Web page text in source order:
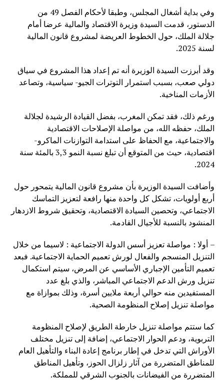
وفي بداية أشغال المجلس، وطبقا لأحكام الفصل 49 من
الدستور، قدمت السيدة وزيرة الاقتصاد والمالية عرضا أمام
جلالة الملك، حول الخطوط العريضة لمشروع قانون المالية
لسنة 2025.
وقد أبرزت السيدة الوزيرة أنه تم إعداد هذا المشروع في سياق
دولي صعب، بسبب استمرار التوترات الجيو- سياسية، وتصاعد
الأزمات المناخية.
ورغم ذلك، فقد تمكن المغرب، بفضل القيادة الرشيدة لجلالة
الملك، حفظه الله، من مواصلة الإصلاحات الاقتصادية
والاجتماعية، مع الحفاظ على استدامة التوازنات الماكرو-
اقتصادية، حيث من المتوقع أن تبلغ نسبة النمو 3,3 بالمئة سنة
2024.
وأضافت السيدة الوزيرة بأن مشروع قانون المالية يتمحور حول
أربع أولويات، تشكل كل واحدة منها رافعة لتعزيز التماسك
الاجتماعي، وتحصين السيادة الاقتصادية، وتحقيق شروط الازدهار
المنشود بالنسبة للأجيال القادمة.
– أولا : مواصلة تعزيز أسس الدولة الاجتماعية : لاسيما من خلال
التنزيل المنسجم والفعال لورش تعميم الحماية الاجتماعية. فبعد
تعميم التأمين الإجباري الأساسي عن المرض، سيتم استكمال
تنزيل ورش الدعم الاجتماعي المباشر، والذي بلغ عدد
المستفيدين منه حوالي أربعة ملايين أسرة، وذلك بموازاة مع
مواصلة تنزيل إصلاح المنظومة الصحية.
كما ستتم مواصلة تنزيل خارطة الطريق لإصلاح المنظومة
التربوية، ودعم الحوار الاجتماعي، إضافة إلى تنزيل مختلف
الأوراش التي تدخل في إطار برنامج إعادة البناء والتأهيل العام
للمناطق المتضررة من آثار زلزال الحوز، وتأهيل المناطق
المتضررة من الفيضانات بالجنوب الشرقي للمملكة.